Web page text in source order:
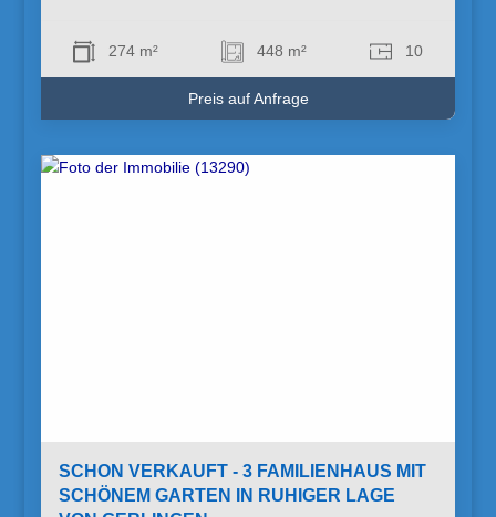
274 m² 448 m² 10
Preis auf Anfrage
SCHON VERKAUFT - 3 FAMILIENHAUS MIT
SCHÖNEM GARTEN IN RUHIGER LAGE